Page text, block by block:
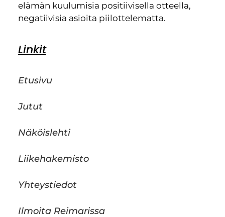
elämän kuulumisia positiivisella otteella,
negatiivisia asioita piilottelematta.
Linkit
Etusivu
Jutut
Näköislehti
Liikehakemisto
Yhteystiedot
Ilmoita Reimarissa